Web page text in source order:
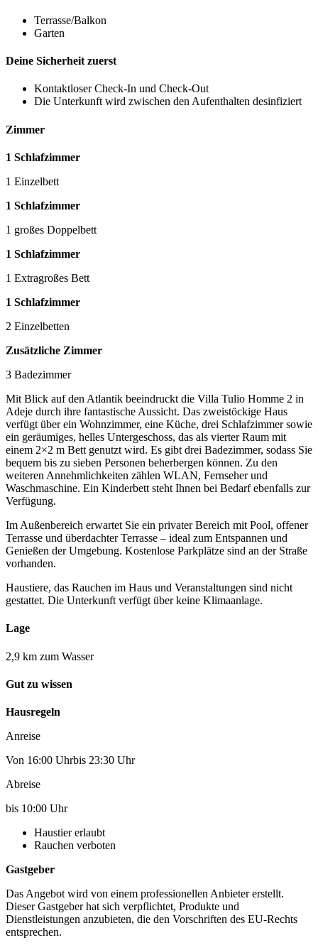
Terrasse/Balkon
Garten
Deine Sicherheit zuerst
Kontaktloser Check-In und Check-Out
Die Unterkunft wird zwischen den Aufenthalten desinfiziert
Zimmer
1 Schlafzimmer
1 Einzelbett
1 Schlafzimmer
1 großes Doppelbett
1 Schlafzimmer
1 Extragroßes Bett
1 Schlafzimmer
2 Einzelbetten
Zusätzliche Zimmer
3 Badezimmer
Mit Blick auf den Atlantik beeindruckt die Villa Tulio Homme 2 in
Adeje durch ihre fantastische Aussicht. Das zweistöckige Haus
verfügt über ein Wohnzimmer, eine Küche, drei Schlafzimmer sowie
ein geräumiges, helles Untergeschoss, das als vierter Raum mit
einem 2×2 m Bett genutzt wird. Es gibt drei Badezimmer, sodass Sie
bequem bis zu sieben Personen beherbergen können. Zu den
weiteren Annehmlichkeiten zählen WLAN, Fernseher und
Waschmaschine. Ein Kinderbett steht Ihnen bei Bedarf ebenfalls zur
Verfügung.
Im Außenbereich erwartet Sie ein privater Bereich mit Pool, offener
Terrasse und überdachter Terrasse – ideal zum Entspannen und
Genießen der Umgebung. Kostenlose Parkplätze sind an der Straße
vorhanden.
Haustiere, das Rauchen im Haus und Veranstaltungen sind nicht
gestattet. Die Unterkunft verfügt über keine Klimaanlage.
Lage
2,9 km zum Wasser
Gut zu wissen
Hausregeln
Anreise
Von 16:00 Uhrbis 23:30 Uhr
Abreise
bis 10:00 Uhr
Haustier erlaubt
Rauchen verboten
Gastgeber
Das Angebot wird von einem professionellen Anbieter erstellt.
Dieser Gastgeber hat sich verpflichtet, Produkte und
Dienstleistungen anzubieten, die den Vorschriften des EU-Rechts
entsprechen.